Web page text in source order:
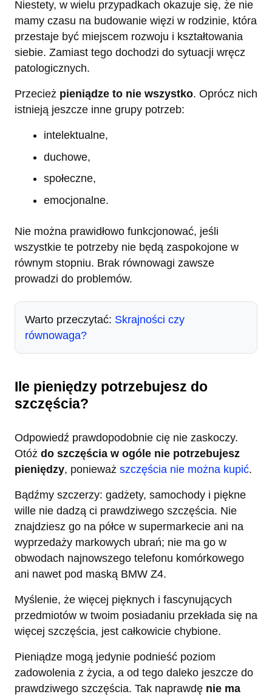
Niestety, w wielu przypadkach okazuje się, że nie
mamy czasu na budowanie więzi w rodzinie, która
przestaje być miejscem rozwoju i kształtowania
siebie. Zamiast tego dochodzi do sytuacji wręcz
patologicznych.
Przecież pieniądze to nie wszystko. Oprócz nich
istnieją jeszcze inne grupy potrzeb:
intelektualne,
duchowe,
społeczne,
emocjonalne.
Nie można prawidłowo funkcjonować, jeśli
wszystkie te potrzeby nie będą zaspokojone w
równym stopniu. Brak równowagi zawsze
prowadzi do problemów.
Warto przeczytać: Skrajności czy
równowaga?
Ile pieniędzy potrzebujesz do
szczęścia?
Odpowiedź prawdopodobnie cię nie zaskoczy.
Otóż do szczęścia w ogóle nie potrzebujesz
pieniędzy, ponieważ szczęścia nie można kupić.
Bądźmy szczerzy: gadżety, samochody i piękne
wille nie dadzą ci prawdziwego szczęścia. Nie
znajdziesz go na półce w supermarkecie ani na
wyprzedaży markowych ubrań; nie ma go w
obwodach najnowszego telefonu komórkowego
ani nawet pod maską BMW Z4.
Myślenie, że więcej pięknych i fascynujących
przedmiotów w twoim posiadaniu przekłada się na
więcej szczęścia, jest całkowicie chybione.
Pieniądze mogą jedynie podnieść poziom
zadowolenia z życia, a od tego daleko jeszcze do
prawdziwego szczęścia. Tak naprawdę nie ma